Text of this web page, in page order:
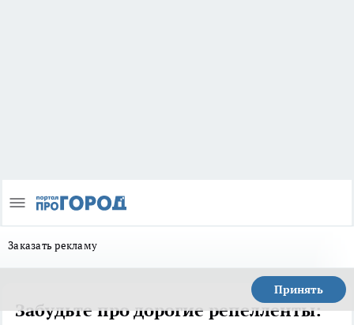
Заказать рекламу
Принять
Забудьте про дорогие репелленты: